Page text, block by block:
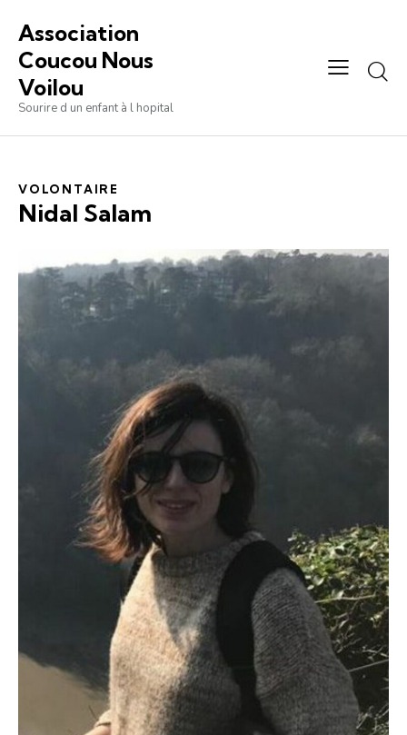
Association
Coucou Nous
Voilou
Sourire d un enfant à l hopital
VOLONTAIRE
Nidal Salam